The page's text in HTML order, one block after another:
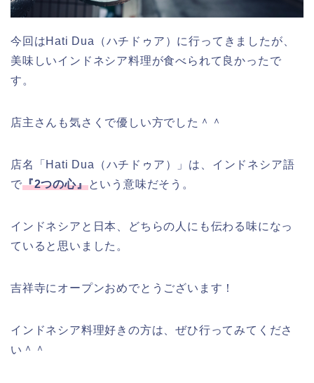
今回はHati Dua（ハチドゥア）に行ってきましたが、
美味しいインドネシア料理が食べられて良かったで
す。
店主さんも気さくで優しい方でした＾＾
店名「Hati Dua（ハチドゥア）」は、インドネシア語
で『2つの心』という意味だそう。
インドネシアと日本、どちらの人にも伝わる味になっ
ていると思いました。
吉祥寺にオープンおめでとうございます！
インドネシア料理好きの方は、ぜひ行ってみてくださ
い＾＾